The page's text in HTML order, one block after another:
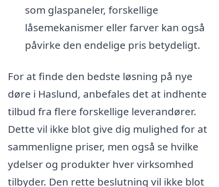
som glaspaneler, forskellige
låsemekanismer eller farver kan også
påvirke den endelige pris betydeligt.
For at finde den bedste løsning på nye
døre i Haslund, anbefales det at indhente
tilbud fra flere forskellige leverandører.
Dette vil ikke blot give dig mulighed for at
sammenligne priser, men også se hvilke
ydelser og produkter hver virksomhed
tilbyder. Den rette beslutning vil ikke blot